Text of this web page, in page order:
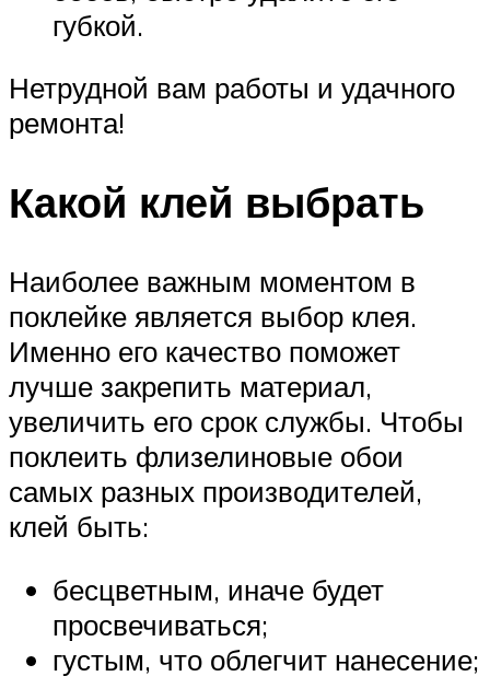
губкой.
Нетрудной вам работы и удачного
ремонта!
Какой клей выбрать
Наиболее важным моментом в
поклейке является выбор клея.
Именно его качество поможет
лучше закрепить материал,
увеличить его срок службы. Чтобы
поклеить флизелиновые обои
самых разных производителей,
клей быть:
бесцветным, иначе будет
просвечиваться;
густым, что облегчит нанесение;